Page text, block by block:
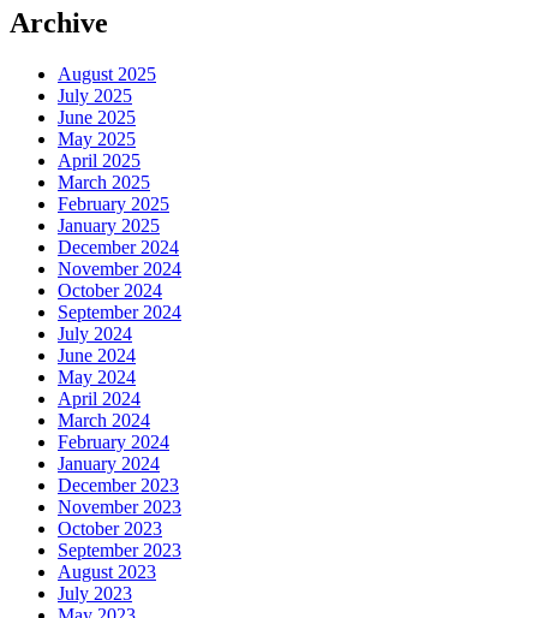
Archive
August 2025
July 2025
June 2025
May 2025
April 2025
March 2025
February 2025
January 2025
December 2024
November 2024
October 2024
September 2024
July 2024
June 2024
May 2024
April 2024
March 2024
February 2024
January 2024
December 2023
November 2023
October 2023
September 2023
August 2023
July 2023